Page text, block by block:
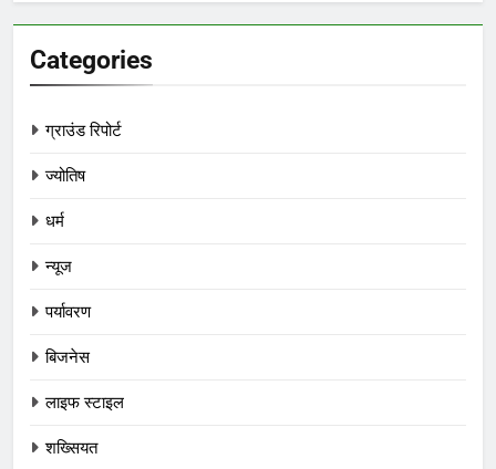
Categories
ग्राउंड रिपोर्ट
ज्योतिष
धर्म
न्यूज
पर्यावरण
बिजनेस
लाइफ स्टाइल
शख्सियत